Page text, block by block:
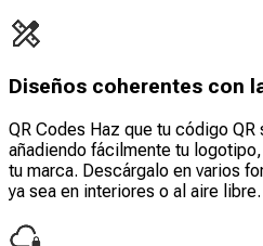
Diseños coherentes con
QR Codes Haz que tu código
añadiendo fácilmente tu
tu marca. Descárgalo en varios
ya sea en interiores o al aire libre.